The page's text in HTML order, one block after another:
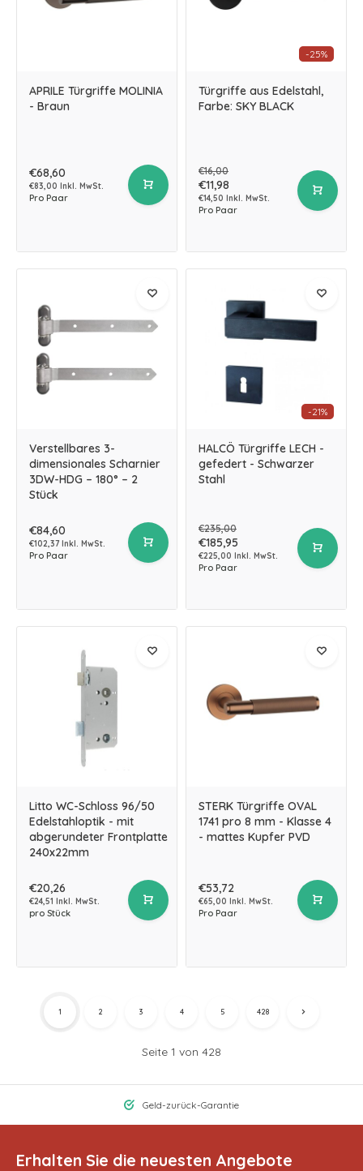
APRILE Türgriffe MOLINIA
- Braun
€68,60
€83,00 Inkl. MwSt.
Pro Paar
-25%
Türgriffe aus Edelstahl,
Farbe: SKY BLACK
€16,00
€11,98
€14,50 Inkl. MwSt.
Pro Paar
Verstellbares 3-
dimensionales Scharnier
3DW-HDG – 180° – 2
Stück
€84,60
€102,37 Inkl. MwSt.
Pro Paar
-21%
HALCÖ Türgriffe LECH -
gefedert - Schwarzer
Stahl
€235,00
€185,95
€225,00 Inkl. MwSt.
Pro Paar
Litto WC-Schloss 96/50
Edelstahloptik - mit
abgerundeter Frontplatte
240x22mm
€20,26
€24,51 Inkl. MwSt.
pro Stück
STERK Türgriffe OVAL
1741 pro 8 mm - Klasse 4
- mattes Kupfer PVD
€53,72
€65,00 Inkl. MwSt.
Pro Paar
Seite 1 von 428
1 2 3 4 5 428
Geld-zurück-Garantie
Erhalten Sie die neuesten Angebote